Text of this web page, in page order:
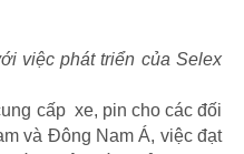
việc phát triển của Selex
cấp xe, pin cho các đối
và Đông Nam Á, việc đạt